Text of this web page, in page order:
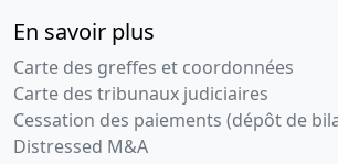
En savoir plus
Carte des greffes et coordonnées
Carte des tribunaux judiciaires
Cessation des paiements (dépôt de
Distressed M&A